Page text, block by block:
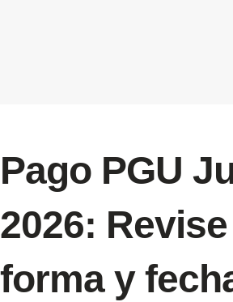
Pago PGU
2026:
forma y